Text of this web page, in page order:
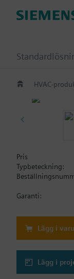
HVAC-
Pris
Typbeteckning:
Garanti:
Lägg i
Lägg i